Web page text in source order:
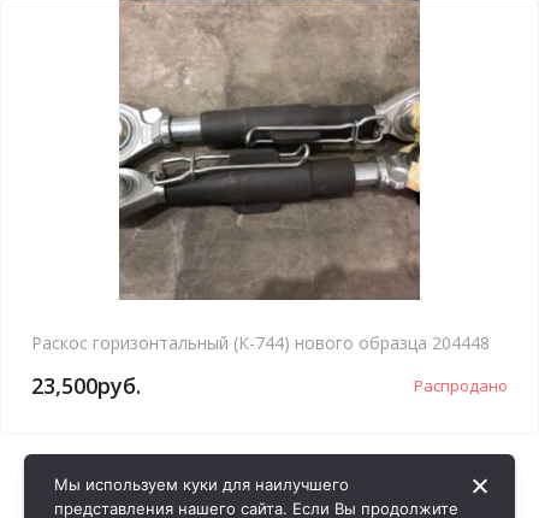
Раскос горизонтальный (К-744) нового образца 204448
23,500руб. Распродано
Мы используем куки для наилучшего
представления нашего сайта. Если Вы продолжите